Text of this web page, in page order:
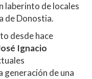
laberinto de locales
de Donostia.
desde hace
Ignacio
de una